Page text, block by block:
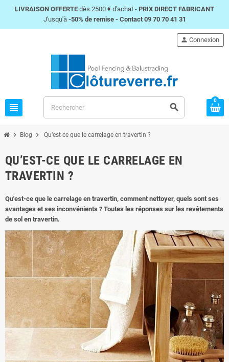
LIVRAISON OFFERTE dès 2500 € d'achat - PRIX DIRECT FABRICANT
J'usqu'à -50% de remise - Contact 09 70 70 41 31
view_headline search
person Connexion
0
chevron_right Blog chevron_right Qu’est-ce que le carrelage en travertin ?
QU’EST-CE QUE LE CARRELAGE EN
TRAVERTIN ?
Qu'est-ce que le carrelage en travertin, comment nettoyer, quels sont ses
avantages et ses inconvénients ? Toutes les réponses sur les revêtements
de sol en travertin.